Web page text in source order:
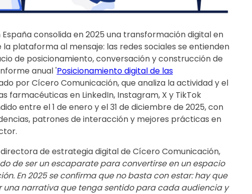
consolida en 2025 una transformación digital en
la plataforma al mensaje: las redes sociales se entienden
de posicionamiento, conversación y construcción de
anual 'Posicionamiento digital de las
por Cícero Comunicación, que analiza la actividad y el
farmacéuticas en LinkedIn, Instagram, X y TikTok
entre el 1 de enero y el 31 de diciembre de 2025, con
patrones de interacción y mejores prácticas en
directora de estrategia digital de Cícero Comunicación,
de ser un escaparate para convertirse en un espacio
En 2025 se confirma que no basta con estar: hay que
una narrativa que tenga sentido para cada audiencia y